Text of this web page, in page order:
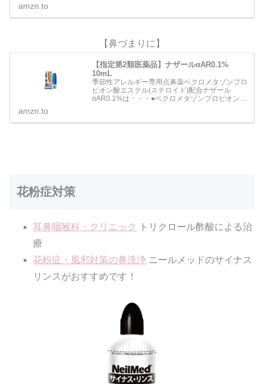
amzn.to
【鼻づまりに】
【指定第2類医薬品】ナザールαAR0.1%
10mL
季節性アレルギー専用点鼻薬ベクロメタゾンプロ
ピオン酸エステル(ステロイド)配合ナザール
αAR0.1%は・・・●ベクロメタゾンプロピオン酸
霧できるスプレ…
amzn.to
花粉症対策
耳鼻咽喉科・クリニック
トリクロール酢酸による治
療
花粉症・風邪対策の鼻洗浄 ニールメッドのサイナス
リンスがおすすめです！